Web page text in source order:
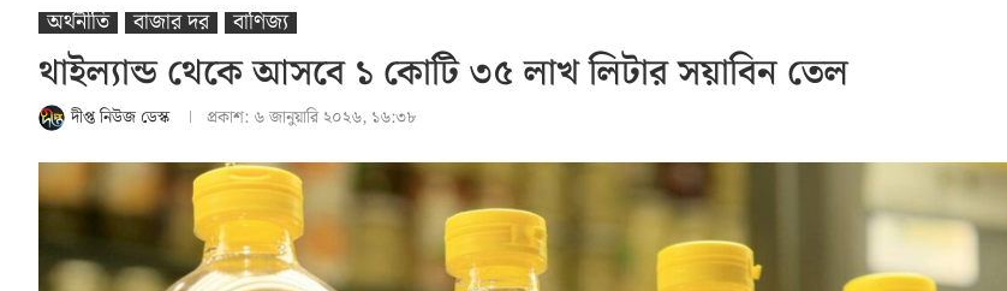
অর্থনীতি বাজার দর বাণিজ্য
থাইল্যান্ড থেকে আসবে ১ কোটি ৩৫ লাখ লিটার সয়াবিন তেল
দীপ্ত নিউজ ডেস্ক প্রকাশ: ৬ জানুয়ারি ২০২৬, ১৬:৩৮